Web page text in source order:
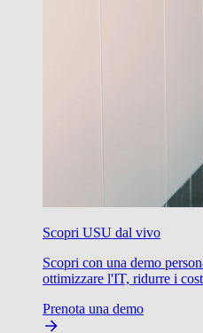
Scopri USU dal vivo
Scopri con una demo
ottimizzare l'IT, ridurre i
Prenota una demo